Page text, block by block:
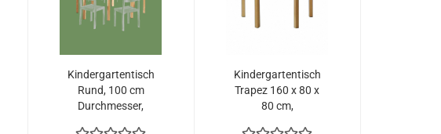
Kindergartentisch
Rund, 100 cm
Durchmesser,
Kindergartentisch
Trapez 160 x 80 x
80 cm,